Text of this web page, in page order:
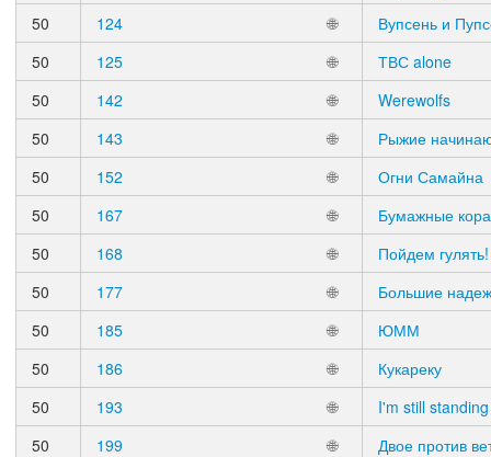
50
124 🌐
Вупсень и
50
125 🌐
ТВС alone
50
142 🌐
Werewolfs
50
143 🌐
Рыжие
50
152 🌐
Огни Самайна
50
167 🌐
Бумажные
50
168 🌐
Пойдем гулять!
50
177 🌐
Большие
50
185 🌐
ЮММ
50
186 🌐
Кукареку
50
193 🌐
I'm still standing
50
199 🌐
Двое против